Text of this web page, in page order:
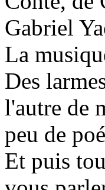
Gabriel
La
Des
l'autre de
peu de
Et puis